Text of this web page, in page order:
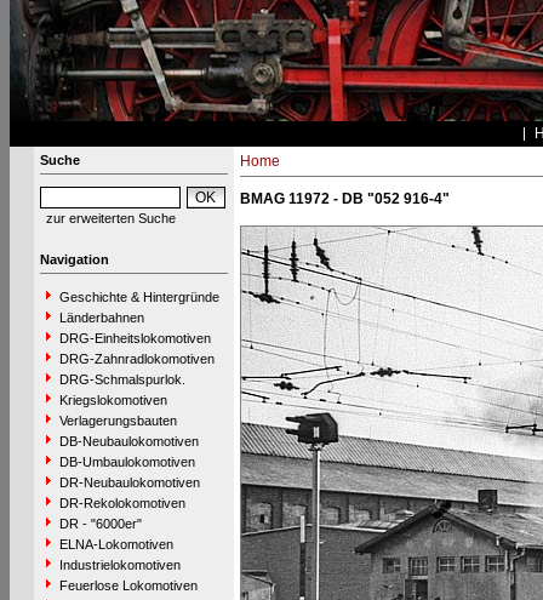
Suche
zur erweiterten Suche
Navigation
Geschichte & Hintergründe
Länderbahnen
DRG-Einheitslokomotiven
DRG-Zahnradlokomotiven
DRG-Schmalspurlok.
Kriegslokomotiven
Verlagerungsbauten
DB-Neubaulokomotiven
DB-Umbaulokomotiven
DR-Neubaulokomotiven
DR-Rekolokomotiven
DR - "6000er"
ELNA-Lokomotiven
Industrielokomotiven
Feuerlose Lokomotiven
Home
BMAG 11972 - DB "052 916-4"